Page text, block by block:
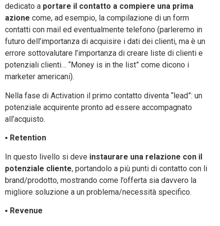
dedicato a portare il contatto a compiere una prima
azione come, ad esempio, la compilazione di un form
contatti con mail ed eventualmente telefono (parleremo in
futuro dell’importanza di acquisire i dati dei clienti, ma è un
errore sottovalutare l’importanza di creare liste di clienti e
potenziali clienti… “Money is in the list” come dicono i
marketer americani).
Nella fase di Activation il primo contatto diventa “lead”: un
potenziale acquirente pronto ad essere accompagnato
all’acquisto.
▪ Retention
In questo livello si deve instaurare una relazione con il
potenziale cliente, portandolo a più punti di contatto con li
brand/prodotto, mostrando come l’offerta sia davvero la
migliore soluzione a un problema/necessità specifico.
▪ Revenue